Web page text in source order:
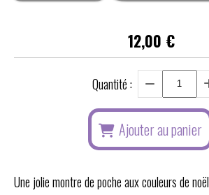
12,00 €
Quantité :
Ajouter au panier
Une jolie montre de poche aux couleurs de noël